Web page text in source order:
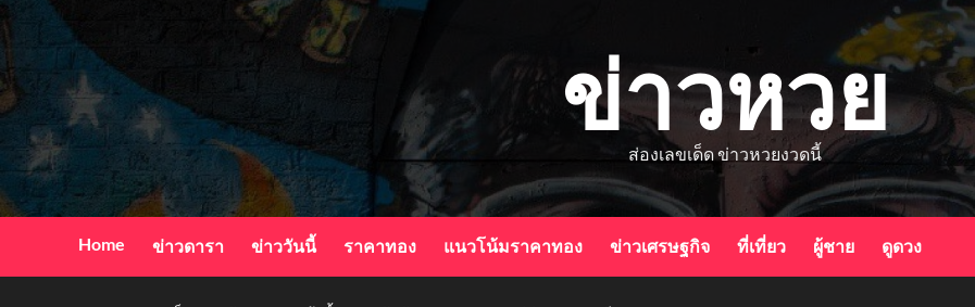
to
content
ข่าวหวย
ส่องเลขเด็ด ข่าวหวยงวดนี้
Home ข่าวดารา ข่าววันนี้ ราคาทอง แนวโน้มราคาทอง ข่าวเศรษฐกิจ ที่เที่ยว ผู้ชาย ดูดวง